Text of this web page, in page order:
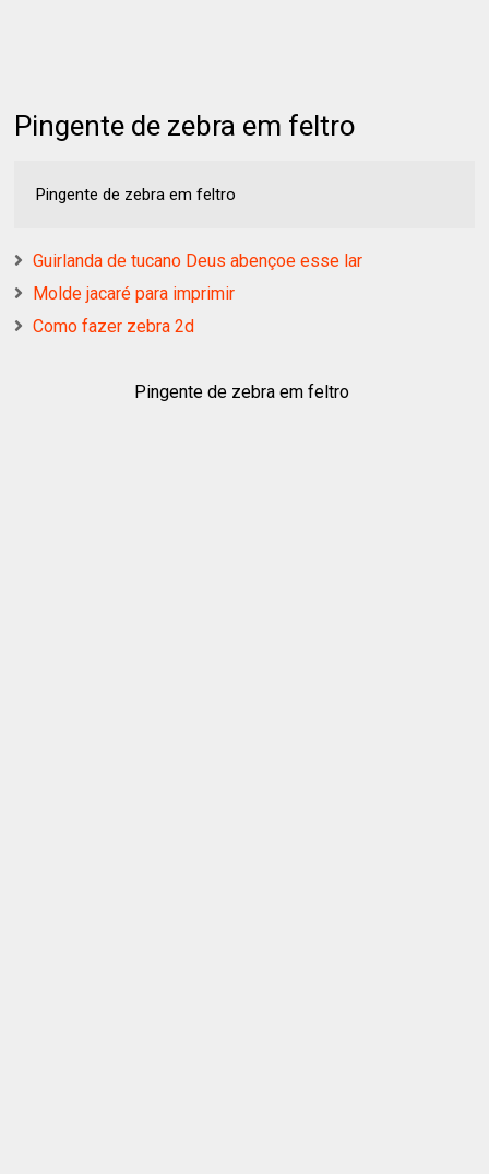
Pingente de zebra em feltro
Pingente de zebra em feltro
Guirlanda de tucano Deus abençoe esse lar
Molde jacaré para imprimir
Como fazer zebra 2d
Pingente de zebra em feltro